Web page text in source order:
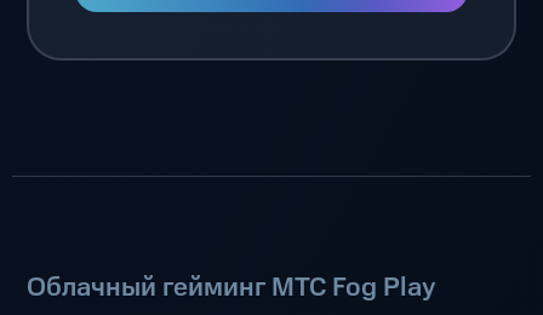
Облачный гейминг МТС Fog Play